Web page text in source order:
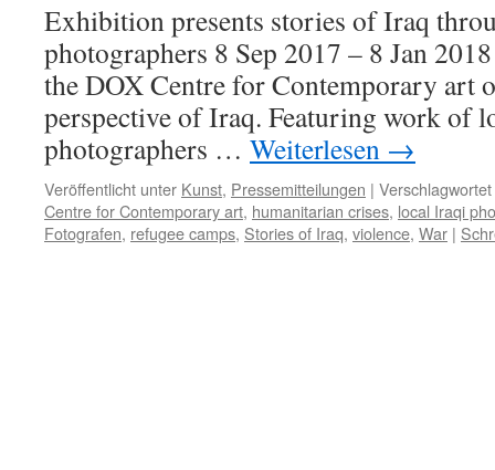
Exhibition presents stories of Iraq
photographers 8 Sep 2017 – 8 Jan
the DOX Centre for Contemporary art
perspective of Iraq. Featuring work of
photographers … Weiterlesen →
Veröffentlicht unter Kunst, Pressemitteilungen |
Centre for Contemporary art, humanitarian crises, local Iraqi
Fotografen, refugee camps, Stories of Iraq, violence, War |